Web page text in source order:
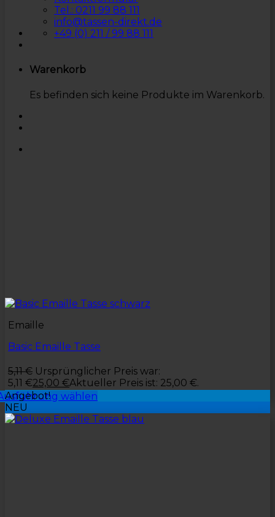
Tel.: 0211 99 88 111
info@tassen-direkt.de
+49 (0) 211 / 99 88 111
Warenkorb
Es befinden sich keine Produkte im Warenkorb.
Emaille
Basic Emaille Tasse
5,11€ Ursprünglicher Preis war:
5,11 €25,00 €Aktueller Preis ist: 25,00 €.
wählen
Angebot!
NEU